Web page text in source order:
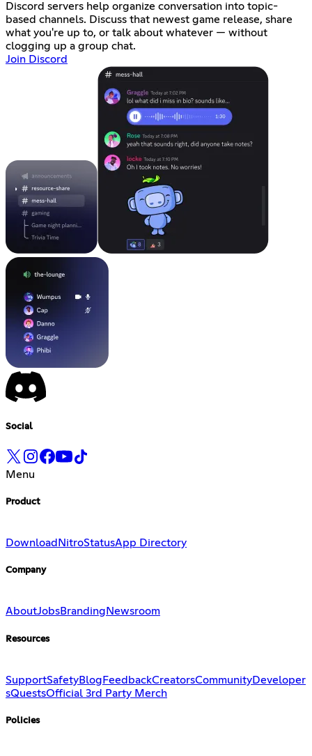
Discord servers help organize conversation into topic-
based channels. Discuss that newest game release, share
what you're up to, or talk about whatever — without
clogging up a group chat.
Join Discord
Social
Menu
Product
Download NitroStatusApp Directory
Company
AboutJobsBranding Newsroom
Resources
SupportSafetyBlog FeedbackCreatorsCommunityDeveloper
sQuestsOfficial 3rd Party Merch
Policies